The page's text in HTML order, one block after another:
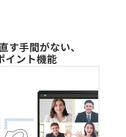
す手間がない、
イント機能